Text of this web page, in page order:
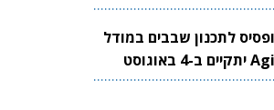
לתכנון שבבים במודל
Agile CI/CD יתקיים ב-4 באוגוסט